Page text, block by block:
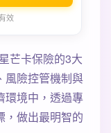
效
芒卡保險的3大
風險控管機制與
環境中，透過專
，做出最明智的